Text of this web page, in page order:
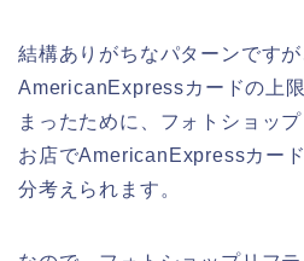
結構ありがちなパターンです
AmericanExpressカードの上
まったために、フォトショッ
お店でAmericanExpressカー
分考えられます。